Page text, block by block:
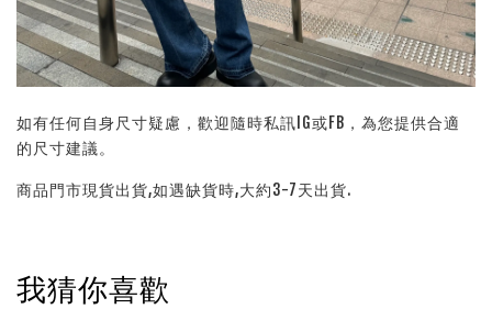
如有任何自身尺寸疑慮，歡迎隨時私訊IG或FB，為您提供合適
的尺寸建議。
商品門市現貨出貨,如遇缺貨時,大約3-7天出貨.
我猜你喜歡